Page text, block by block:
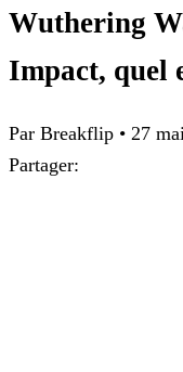
Wuthering
Impact, quel
Par Breakflip • 27
Partager: